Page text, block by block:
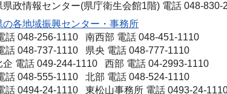
県政情報センター(県庁衛生会館1階) 電話 048-830-
の各地域振興センター・事務所
話 048-256-1110 南西部 電話 048-451-1110
話 048-737-1110 県央 電話 048-777-1110
企 電話 049-244-1110 西部 電話 04-2993-1110
話 048-555-1110 北部 電話 048-524-1110
話 0494-24-1110 東松山事務所 電話 0493-24-